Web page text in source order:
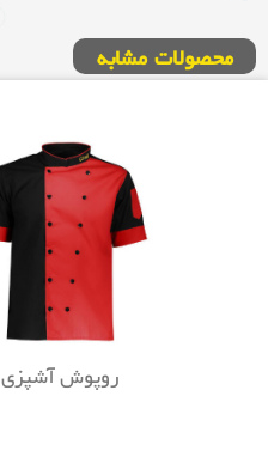
محصولات مشابه
روپوش آشپزی